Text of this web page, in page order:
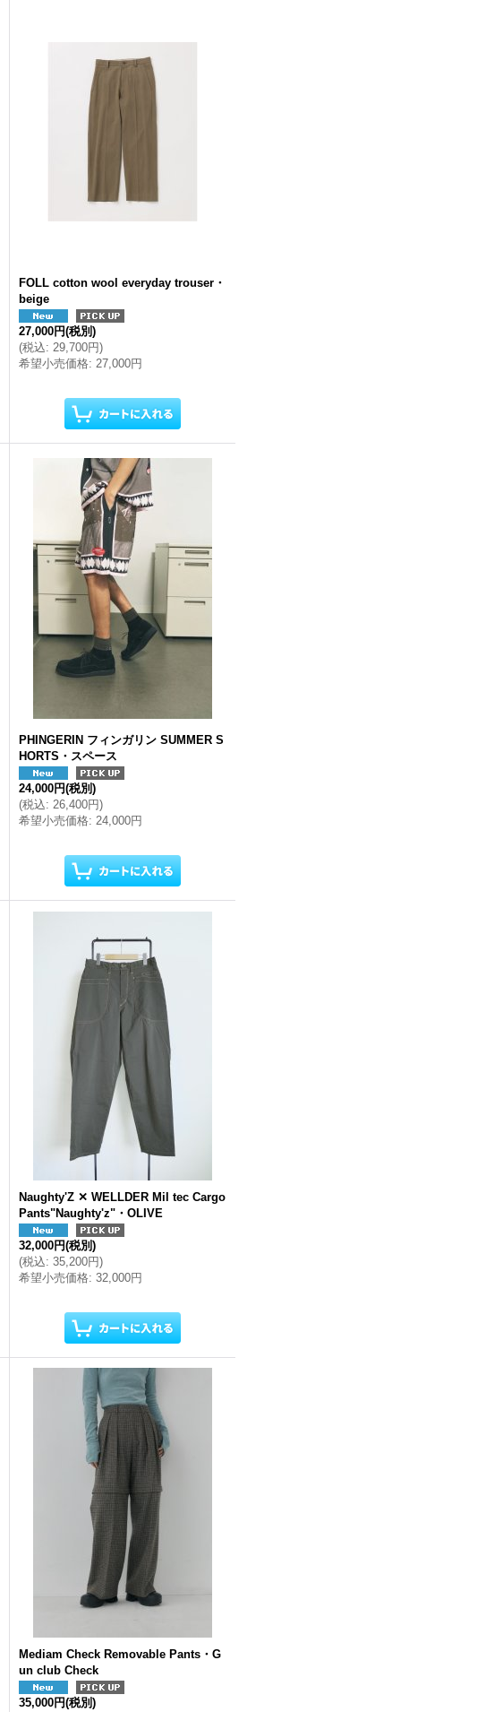
FOLL cotton wool everyday trouser・
beige
27,000円(税別)
(税込: 29,700円)
希望小売価格: 27,000円
PHINGERIN フィンガリン SUMMER S
HORTS・スペース
24,000円(税別)
(税込: 26,400円)
希望小売価格: 24,000円
Naughty'Z ✕ WELLDER Mil tec Cargo
Pants"Naughty'z"・OLIVE
32,000円(税別)
(税込: 35,200円)
希望小売価格: 32,000円
Mediam Check Removable Pants・G
un club Check
35,000円(税別)